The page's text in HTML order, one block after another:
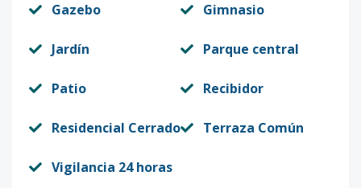
Gazebo Gimnasio
Jardín Parque central
Patio Recibidor
Residencial Cerrado Terraza Común
Vigilancia 24 horas